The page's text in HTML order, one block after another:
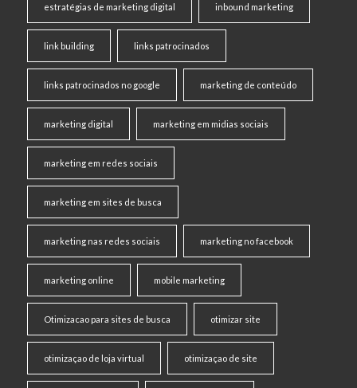
estratégias de marketing digital inbound marketing
link building links patrocinados
links patrocinados no google marketing de conteúdo
marketing digital marketing em midias sociais
marketing em redes sociais
marketing em sites de busca
marketing nas redes sociais marketing no facebook
marketing online mobile marketing
Otimizacao para sites de busca otimizar site
otimizaçao de loja virtual otimizaçao de site